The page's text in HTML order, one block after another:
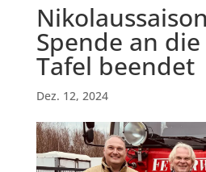
Spende an
Tafel beendet
Dez. 12, 2024